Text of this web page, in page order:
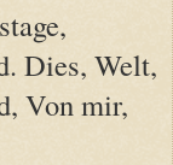
Dies, Welt,
Von mir,